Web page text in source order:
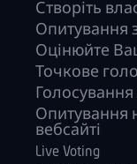
Створіть
Опитування
Оцінюйте
Точкове
Опитування
вебсайті
Live Voting